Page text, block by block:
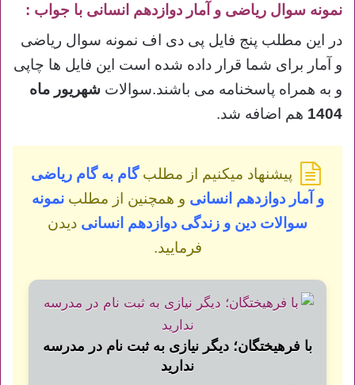
نمونه سوال ریاضی و آمار دوازدهم انسانی با جواب :
در این مطلب پنج فایل پی دی اف نمونه سوال ریاضی
و آمار برای شما قرار داده شده است این فایل ها چاپی
و به همراه پاسخنامه می باشند.سوالات شهریور ماه
1404 هم اضافه شد.
پیشنهاد میکنیم از مطلبگام به گام ریاضی
و آمار دوازدهم انسانی و همچنین از مطلبنمونه
سوالات دین و زندگی دوازدهم انسانی دیدن
فرمایید.
با فرهیختگان؛ دیگر نیازی به ثبت نام در مدرسه
ندارید